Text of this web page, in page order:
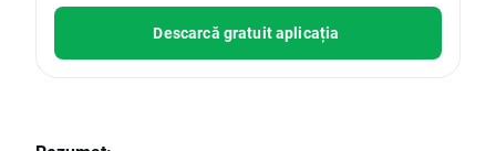
Descarcă gratuit aplicația